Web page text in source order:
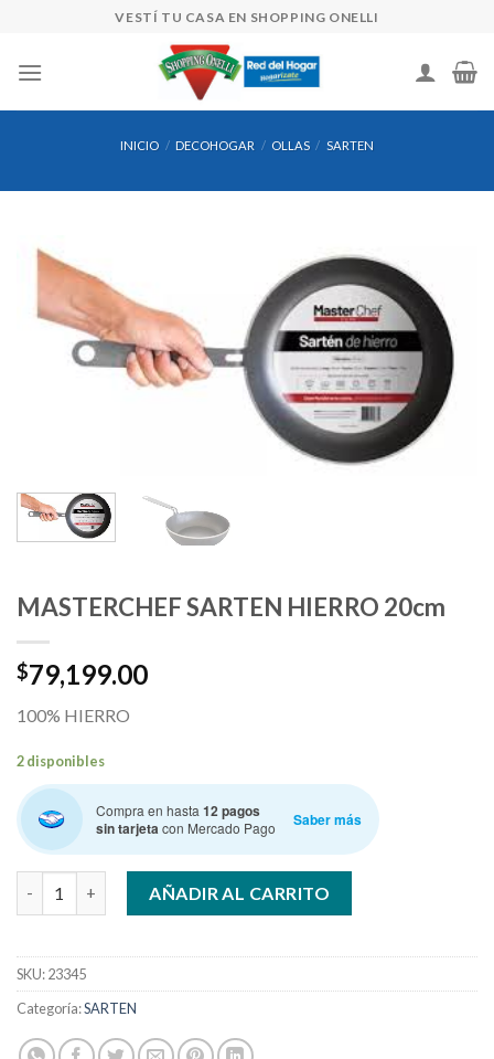
content
VESTÍ TU CASA EN SHOPPING ONELLI
INICIO / DECOHOGAR / OLLAS / SARTEN
MASTERCHEF SARTEN HIERRO 20cm
$79,199.00
100% HIERRO
2 disponibles
Compra en hasta 12 pagos
sin tarjetacon Mercado Pago Saber más
MASTERCHEF SARTEN HIERRO 20cm cantidad
AÑADIR AL CARRITO
SKU:23345
Categoría:SARTEN